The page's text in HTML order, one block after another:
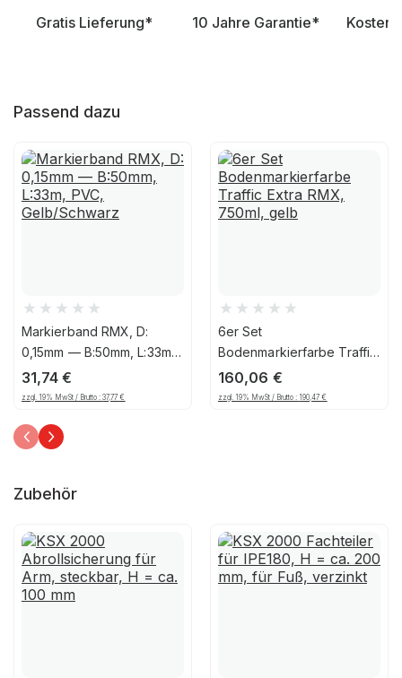
Gratis Lieferung* 10 Jahre Garantie*
Passend dazu
Markierband RMX, D:
0,15mm — B:50mm, L:33m,
PVC, Gelb/Schwarz
31,74€
zzgl. 19% MwSt / Brutto :37,77€
6er Set
Bodenmarkierfarbe Traffic
Extra RMX, 750ml, gelb
160,06 €
zzgl. 19% MwSt / Brutto :190,47€
Zubehör